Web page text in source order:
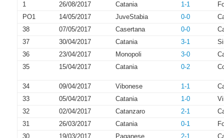
1
26/08/2017 Catania 1-1
PO1
14/05/2017 JuveStabia 0-0
38
07/05/2017 Casertana 0-0
37
30/04/2017 Catania 3-1
36
23/04/2017 Monopoli 3-0
35
15/04/2017 Catania 0-2
34 09/04/2017 Vibonese 1-1
33
05/04/2017 Catania 1-0
32
02/04/2017 Catanzaro 2-1
31
26/03/2017 Catania 0-1
30
19/03/2017 Paganese 2-1